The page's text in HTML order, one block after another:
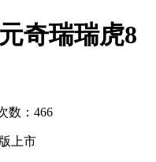
奇瑞瑞虎8
数：466
上市